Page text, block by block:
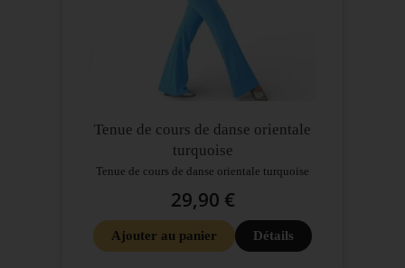
Tenue de cours de danse orientale
turquoise
Tenue de cours de danse orientale turquoise
29,90 €
Ajouter au panier Détails